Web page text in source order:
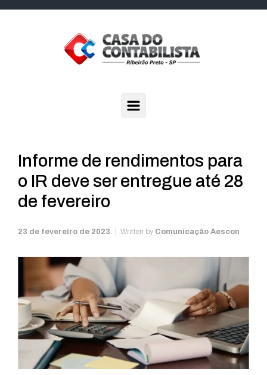
Informe de rendimentos para
o IR deve ser entregue até 28
de fevereiro
23 de fevereiro de 2023 Written by Comunicação Aescon